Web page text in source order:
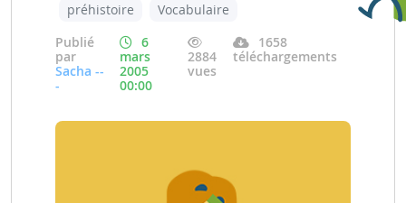
préhistoire
Vocabulaire
Publié
par
Sacha --
-
6
mars
2005
00:00
2884
vues
1658
téléchargements